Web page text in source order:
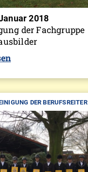
2018
der Fachgruppe
DER BERUFSREITER